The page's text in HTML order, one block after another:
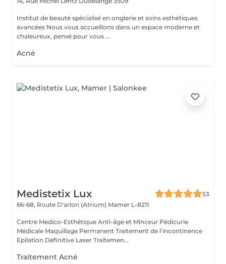
Institut de beauté spécialisé en onglerie et soins esthétiques
avancées Nous vous accueillons dans un espace moderne et
chaleureux, pensé pour vous ...
Acné
Medistetix Lux
53
66-68, Route D'arlon (Atrium) Mamer L-8211
Centre Medico-Esthétique Anti-âge et Minceur Pédicurie
Médicale Maquillage Permanent Traitement de l'incontinence
Epilation Définitive Laser Traitemen...
Traitement Acné